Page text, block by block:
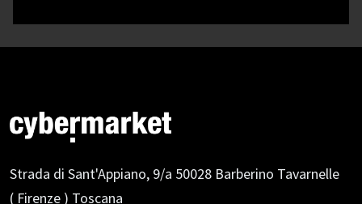
Strada di Sant'Appiano, 9/a 50028 Barberino Tavarnelle
( Firenze ) Toscana